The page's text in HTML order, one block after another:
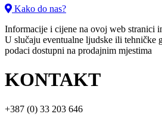
Kako do nas?
Informacije i cijene na ovoj web stranici
U slučaju eventualne ljudske ili tehničke
podaci dostupni na prodajnim mjestima
KONTAKT
+387 (0) 33 203 646